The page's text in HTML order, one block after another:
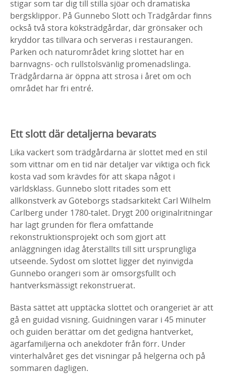
stigar som tar dig till stilla sjöar och dramatiska
bergsklippor. På Gunnebo Slott och Trädgårdar finns
också två stora köksträdgårdar, där grönsaker och
kryddor tas tillvara och serveras i restaurangen.
Parken och naturområdet kring slottet har en
barnvagns- och rullstolsvänlig promenadslinga.
Trädgårdarna är öppna att strosa i året om och
området har fri entré.
Ett slott där detaljerna bevarats
Lika vackert som trädgårdarna är slottet med en stil
som vittnar om en tid när detaljer var viktiga och fick
kosta vad som krävdes för att skapa något i
världsklass. Gunnebo slott ritades som ett
allkonstverk av Göteborgs stadsarkitekt Carl Wilhelm
Carlberg under 1780-talet. Drygt 200 originalritningar
har lagt grunden för flera omfattande
rekonstruktionsprojekt och som gjort att
anläggningen idag återställts till sitt ursprungliga
utseende. Sydost om slottet ligger det nyinvigda
Gunnebo orangeri som är omsorgsfullt och
hantverksmässigt rekonstruerat.
Bästa sättet att upptäcka slottet och orangeriet är att
gå en guidad visning. Guidningen varar i 45 minuter
och guiden berättar om det gedigna hantverket,
ägarfamiljerna och anekdoter från förr. Under
vinterhalvåret ges det visningar på helgerna och på
sommaren dagligen.